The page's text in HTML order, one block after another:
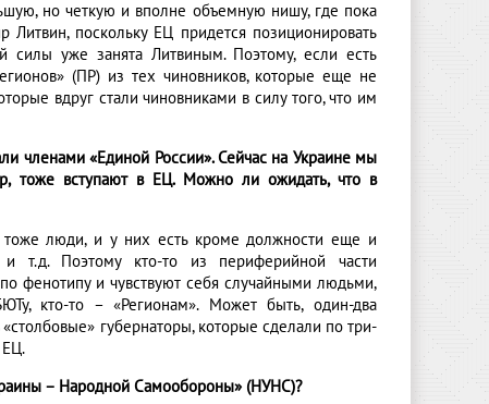
но четкую и вполне объемную нишу, где пока
Литвин, поскольку ЕЦ придется позиционировать
силы уже занята Литвиным. Поэтому, если есть
(ПР) из тех чиновников, которые еще не
вдруг стали чиновниками в силу того, что им
членами «Единой России». Сейчас на Украине мы
тоже вступают в ЕЦ. Можно ли ожидать, что в
тоже люди, и у них есть кроме должности еще и
и т.д. Поэтому кто-то из периферийной части
фенотипу и чувствуют себя случайными людьми,
кто-то – «Регионам». Может быть, один-два
губернаторы, которые сделали по три-
ЕЦ.
– Народной Самообороны» (НУНС)?